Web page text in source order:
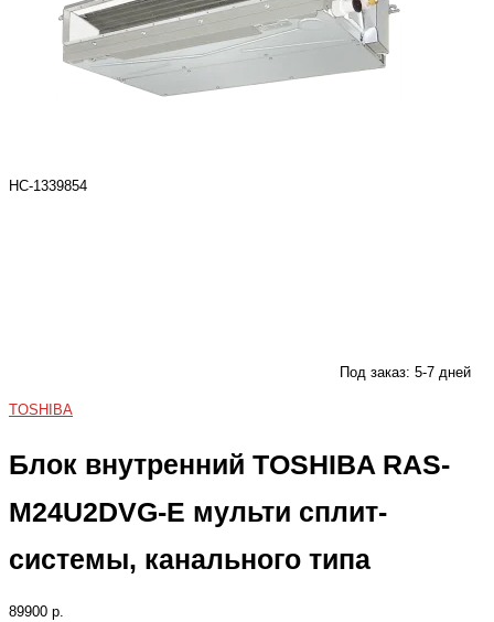
НС-1339854
Под заказ: 5-7 дней
TOSHIBA
Блок внутренний TOSHIBA RAS-
M24U2DVG-E мульти сплит-
системы, канального типа
89900 р.